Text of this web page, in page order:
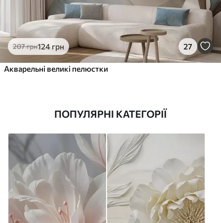
207грн124 грн 27
Акварельні великі пелюстки
ПОПУЛЯРНІ КАТЕГОРІЇ